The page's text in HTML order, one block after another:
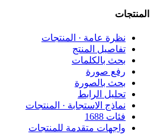
المنتجات
نظرة عامة · المنتجات
تفاصيل المنتج
بحث بالكلمات
رفع صورة
بحث بالصورة
تحليل الرابط
نماذج الاستجابة · المنتجات
فئات 1688
واجهات متقدمة للمنتجات